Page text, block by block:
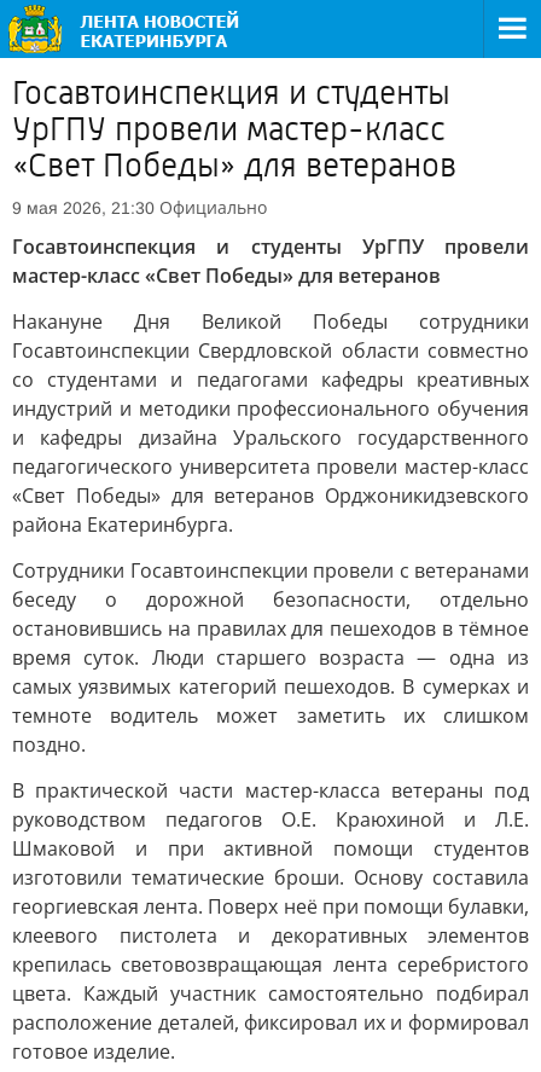
Госавтоинспекция и студенты
УрГПУ провели мастер-класс
«Свет Победы» для ветеранов
9 мая 2026, 21:30 Официально
Госавтоинспекция и студенты УрГПУ провели
мастер-класс «Свет Победы» для ветеранов
Накануне Дня Великой Победы сотрудники
Госавтоинспекции Свердловской области совместно
со студентами и педагогами кафедры креативных
индустрий и методики профессионального обучения
и кафедры дизайна Уральского государственного
педагогического университета провели мастер-класс
«Свет Победы» для ветеранов Орджоникидзевского
района Екатеринбурга.
Сотрудники Госавтоинспекции провели с ветеранами
беседу о дорожной безопасности, отдельно
остановившись на правилах для пешеходов в тёмное
время суток. Люди старшего возраста — одна из
самых уязвимых категорий пешеходов. В сумерках и
темноте водитель может заметить их слишком
поздно.
В практической части мастер-класса ветераны под
руководством педагогов О.Е. Краюхиной и Л.Е.
Шмаковой и при активной помощи студентов
изготовили тематические броши. Основу составила
георгиевская лента. Поверх неё при помощи булавки,
клеевого пистолета и декоративных элементов
крепилась световозвращающая лента серебристого
цвета. Каждый участник самостоятельно подбирал
расположение деталей, фиксировал их и формировал
готовое изделие.